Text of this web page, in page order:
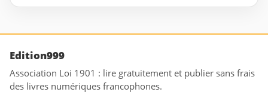
Edition999
Association Loi 1901 : lire gratuitement et publier sans frais
des livres numériques francophones.